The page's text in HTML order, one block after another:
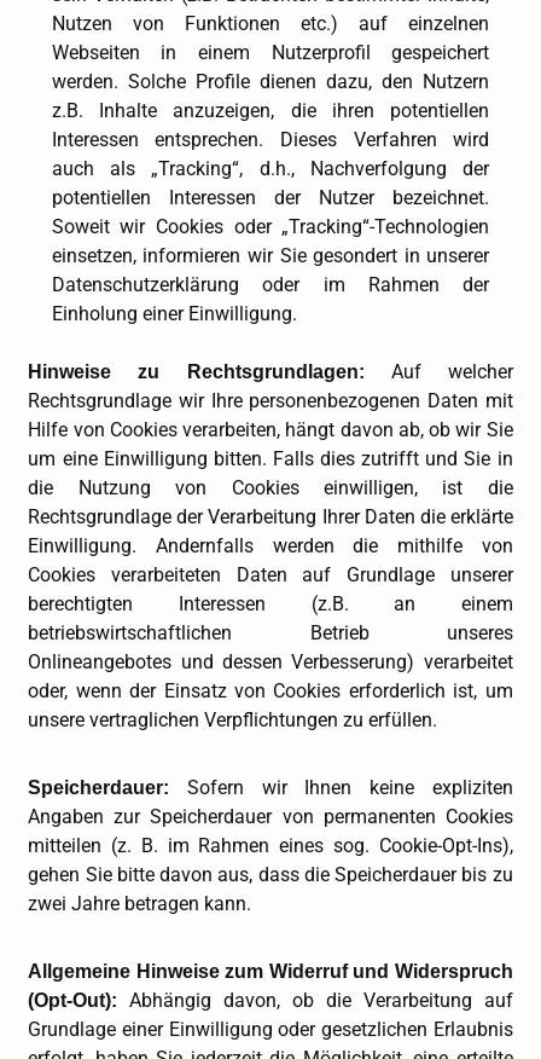
Nutzen von Funktionen etc.) auf einzelnen
Webseiten in einem Nutzerprofil gespeichert
werden. Solche Profile dienen dazu, den Nutzern
z.B. Inhalte anzuzeigen, die ihren potentiellen
Interessen entsprechen. Dieses Verfahren wird
auch als „Tracking“, d.h., Nachverfolgung der
potentiellen Interessen der Nutzer bezeichnet.
Soweit wir Cookies oder „Tracking“-Technologien
einsetzen, informieren wir Sie gesondert in unserer
Datenschutzerklärung oder im Rahmen der
Einholung einer Einwilligung.
Hinweise zu Rechtsgrundlagen: Auf welcher
Rechtsgrundlage wir Ihre personenbezogenen Daten mit
Hilfe von Cookies verarbeiten, hängt davon ab, ob wir Sie
um eine Einwilligung bitten. Falls dies zutrifft und Sie in
die Nutzung von Cookies einwilligen, ist die
Rechtsgrundlage der Verarbeitung Ihrer Daten die erklärte
Einwilligung. Andernfalls werden die mithilfe von
Cookies verarbeiteten Daten auf Grundlage unserer
berechtigten Interessen (z.B. an einem
betriebswirtschaftlichen Betrieb unseres
Onlineangebotes und dessen Verbesserung) verarbeitet
oder, wenn der Einsatz von Cookies erforderlich ist, um
unsere vertraglichen Verpflichtungen zu erfüllen.
Speicherdauer:Sofern wir Ihnen keine expliziten
Angaben zur Speicherdauer von permanenten Cookies
mitteilen (z. B. im Rahmen eines sog. Cookie-Opt-Ins),
gehen Sie bitte davon aus, dass die Speicherdauer bis zu
zwei Jahre betragen kann.
Allgemeine Hinweise zum Widerruf und Widerspruch
(Opt-Out):Abhängig davon, ob die Verarbeitung auf
Grundlage einer Einwilligung oder gesetzlichen Erlaubnis